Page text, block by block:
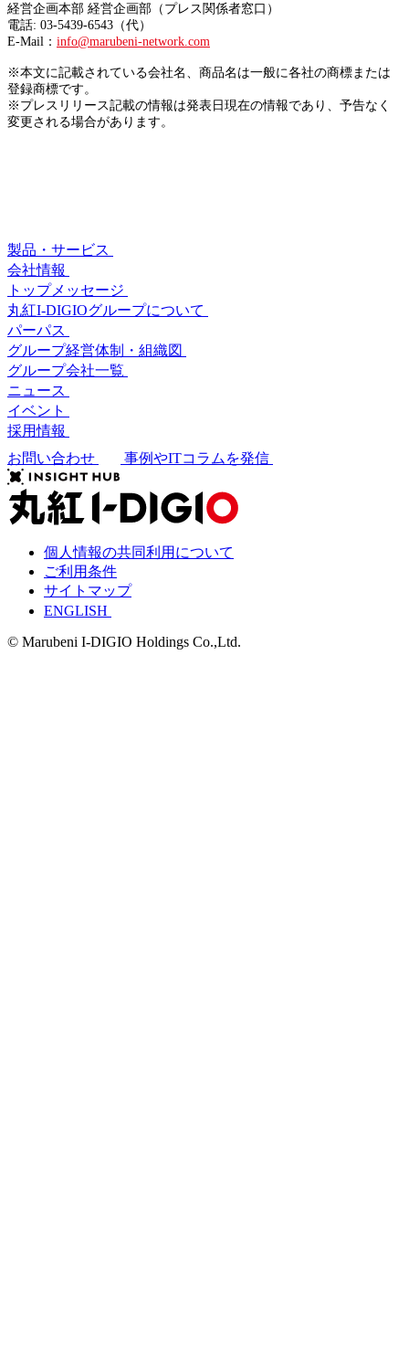
経営企画本部 経営企画部（プレス関係者窓口）
電話: 03-5439-6543（代）
E-Mail： info@marubeni-network.com
※本文に記載されている会社名、商品名は一般に各社の商標または
登録商標です。
※プレスリリース記載の情報は発表日現在の情報であり、予告なく
変更される場合があります。
製品・サービス
会社情報
トップメッセージ
丸紅I-DIGIOグループについて
パーパス
グループ経営体制・組織図
グループ会社一覧
ニュース
イベント
採用情報
お問い合わせ
事例やITコラムを発信
個人情報の共同利用について
ご利用条件
サイトマップ
ENGLISH
© Marubeni I-DIGIO Holdings Co.,Ltd.